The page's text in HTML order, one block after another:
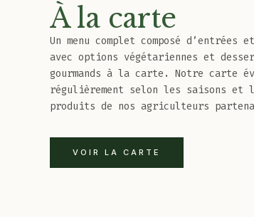
À la carte
Un menu complet composé d’entrées
avec options végétariennes et
gourmands à la carte. Notre carte
régulièrement selon les saisons et
produits de nos agriculteurs
VOIR LA CARTE